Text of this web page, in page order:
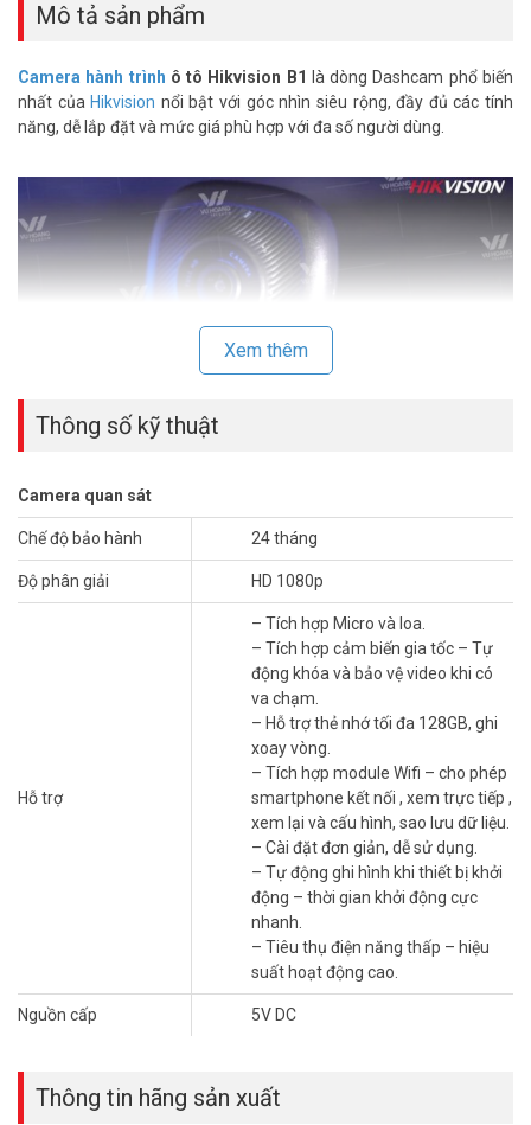
Mô tả sản phẩm
Camera hành trình ô tô Hikvision B1
là dòng Dashcam phổ biến
nhất của Hikvision nổi bật với góc nhìn siêu rộng, đầy đủ các tính
năng, dễ lắp đặt và mức giá phù hợp với đa số người dùng.
Hikvision B1
cho độ phân giải 1080P x 720P, tốc độ khung hình
25fps, khẩu độ 2.0mm. Góc nhìn siêu rộng với góc nhìn ngang 160°,
Góc nhìn dọc 130°. Chất lượng hình ảnh video ghi lại có thể được
điều chỉnh trực tiếp bằng Ứng dụng miễn phí của Hikvision trên điện
thoại (App Hikdashcam).
cho ô tô tốt giống như 1 hệ thống
CCTV giúp bảo vệ bạn và xế yêu của bạn mọi lúc, mọi nơi.
Chế độ lái xe & đỗ xe của Dashcam Hikvision
Cài đặt đơn giản, dễ sử dụng
Tự động ghi hình khi thiết bị khởi động – thời gian khởi động
Hỗ trợ ghi hình khi đỗ xe khi có dây cáp chuyên dụng (Video
sẽ tua nhanh khi thời gian ở chế độ đỗ xe)
Tiêu thụ điện năng thấp – hiệu suất hoạt động cao
Sử dụng nguồn 5V , kèm tẩu cắm trên ô tô + cáp nguồn
Tự động tắt khi phát hiện thấy điện áp nguồn của xe thấp
Xem thêm
Thông số kỹ thuật
Camera quan sát
Chế độ bảo hành 24 tháng
Độ phân giải HD 1080p
Hỗ trợ
– Tích hợp Micro và loa.
– Tích hợp cảm biến gia tốc – Tự
động khóa và bảo vệ video khi có
va chạm.
– Hỗ trợ thẻ nhớ tối đa 128GB, ghi
xoay vòng.
– Tích hợp module Wifi – cho phép
smartphone kết nối , xem trực tiếp ,
xem lại và cấu hình, sao lưu dữ liệu.
– Cài đặt đơn giản, dễ sử dụng.
– Tự động ghi hình khi thiết bị khởi
động – thời gian khởi động cực
nhanh.
– Tiêu thụ điện năng thấp – hiệu
suất hoạt động cao.
Nguồn cấp 5V DC
Thông tin hãng sản xuất